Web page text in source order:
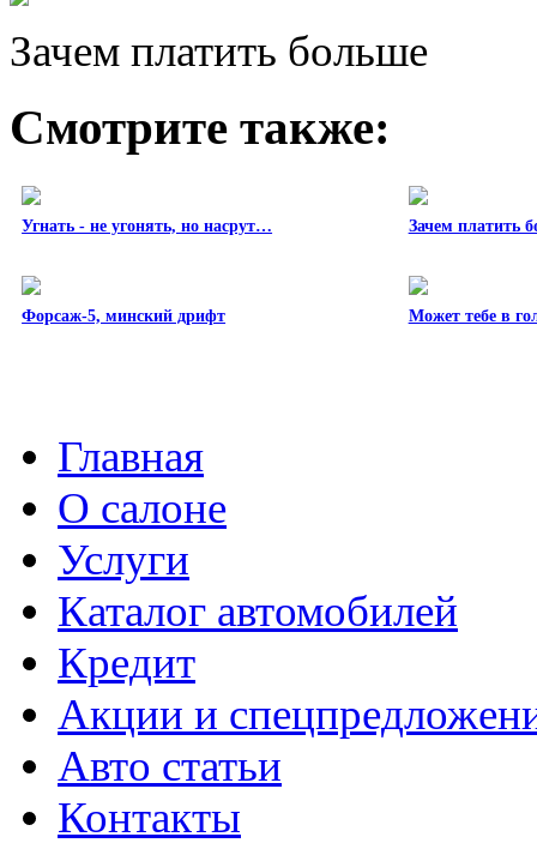
Зачем платить больше
Смотрите также:
Угнать - не угонять, но насрут… Зачем платить
Форсаж-5, минский дрифт Может тебе в
Главная
О салоне
Услуги
Каталог автомобилей
Кредит
Акции и
Авто статьи
Контакты